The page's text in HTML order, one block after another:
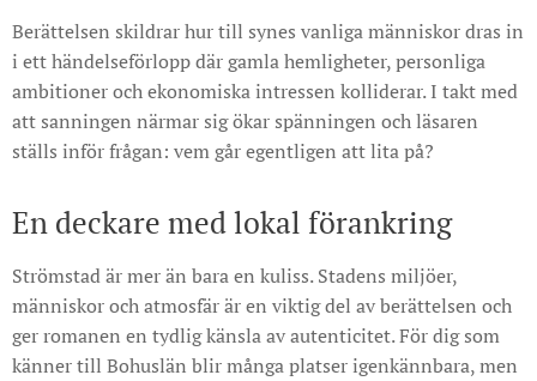
Berättelsen skildrar hur till synes vanliga människor dras in
i ett händelseförlopp där gamla hemligheter, personliga
ambitioner och ekonomiska intressen kolliderar. I takt med
att sanningen närmar sig ökar spänningen och läsaren
ställs inför frågan: vem går egentligen att lita på?
En deckare med lokal förankring
Strömstad är mer än bara en kuliss. Stadens miljöer,
människor och atmosfär är en viktig del av berättelsen och
ger romanen en tydlig känsla av autenticitet. För dig som
känner till Bohuslän blir många platser igenkännbara, men